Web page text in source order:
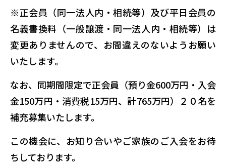
※正会員（同一法人内・相続等）及び平日会員の
名義書換料（一般譲渡・同一法人内・相続等）は
変更ありませんので、お間違えのないようお願い
いたします。
なお、同期間限定で正会員（預り金600万円・入会
金150万円・消費税15万円、計765万円）２０名を
補充募集いたします。
この機会に、お知り合いやご家族のご入会をお待
ちしております。